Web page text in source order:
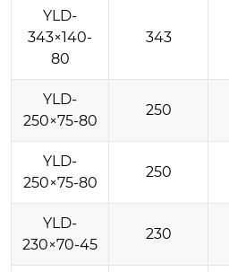
YLD-
343×140-
80
343
YLD-
250×75-80
250
YLD-
250×75-80
250
YLD-
230×70-45
230